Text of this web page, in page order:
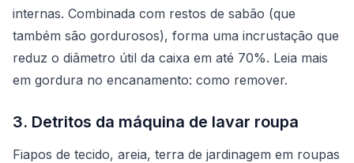
internas. Combinada com restos de sabão (que
também são gordurosos), forma uma incrustação que
reduz o diâmetro útil da caixa em até 70%. Leia mais
em gordura no encanamento: como remover.
3. Detritos da máquina de lavar roupa
Fiapos de tecido, areia, terra de jardinagem em roupas